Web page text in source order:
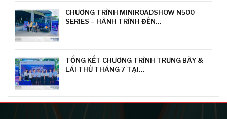
CHƯƠNG TRÌNH MINIROADSHOW N500
SERIES – HÀNH TRÌNH ĐẾN…
TỔNG KẾT CHƯƠNG TRÌNH TRƯNG BÀY &
LÁI THỬ THÁNG 7 TẠI…